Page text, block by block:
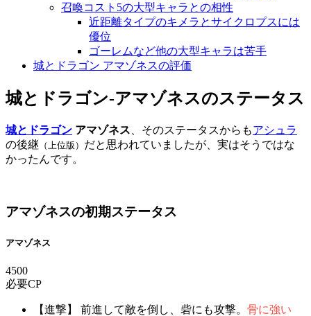
召喚コスト5の大型キャラとの相性
近距離タイプのキメラとサイクロプスには
優位
ゴーレムなど他の大型キャラは苦手
城とドラゴン アマゾネスの評価
城とドラゴン-アマゾネスのステータス
城とドラゴン アマゾネス 、そのステータスからもアシュラ
の後継 （上位版） だと思われていましたが、実はそうではな
かったんです。
アマゾネスの初期ステータス
アマゾネス
4500
必要CP
【進撃】 前進して敵を倒し、砦にも攻撃。 骨に強い